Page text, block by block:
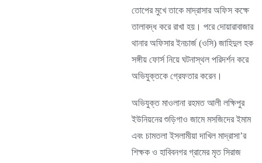
তোপের মুখে তাকে মাদ্রাসার অফিস কক্ষে
তালাবদ্ধ করে রাখা হয়। পরে দোয়ারাবাজার
থানার অফিসার ইনচার্জ (ওসি) জাহিদুল হক
সঙ্গীয় ফোর্স নিয়ে ঘটনাস্থল পরিদর্শন করে
অভিযুক্তকে গ্রেফতার করেন।
অভিযুক্ত মাওলানা রহমত আলী লক্ষিপুর
ইউনিয়নের শুড়িগাও জামে মসজিদের ইমাম
এবং চামতলা ইসলামীয়া দাখিল মাদ্রাসা’র
শিক্ষক ও হাবিবনগর গ্রামের মৃত সিরাজ